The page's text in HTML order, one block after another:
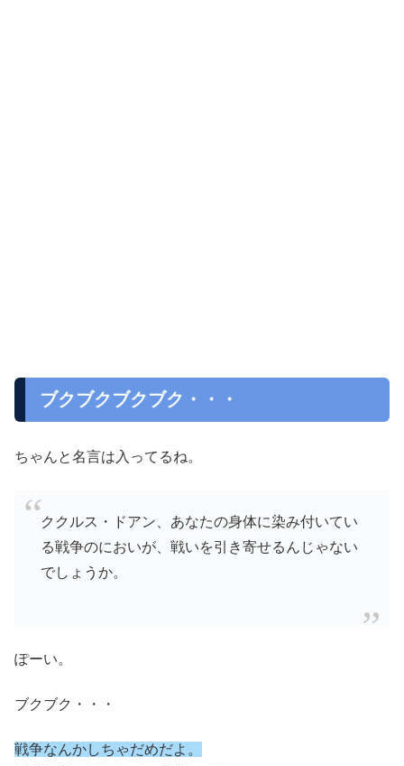
ブクブクブクブク・・・
ちゃんと名言は入ってるね。
ククルス・ドアン、あなたの身体に染み付いてい
る戦争のにおいが、戦いを引き寄せるんじゃない
でしょうか。
ぽーい。
ブクブク・・・
戦争なんかしちゃだめだよ。